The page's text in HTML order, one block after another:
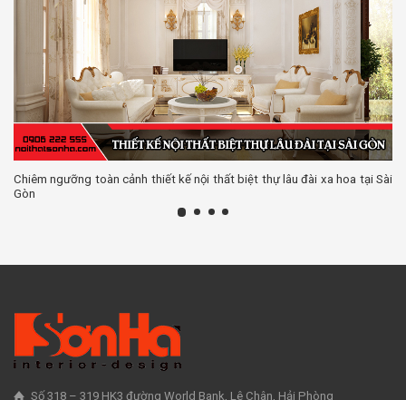
Chiêm ngưỡng toàn cảnh thiết kế nội thất biệt thự lâu đài xa hoa tại Sài
Gòn
Số 318 – 319 HK3 đường World Bank, Lê Chân, Hải Phòng